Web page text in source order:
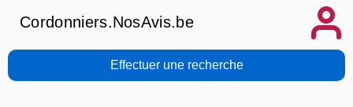
Cordonniers.NosAvis.be
Effectuer une recherche